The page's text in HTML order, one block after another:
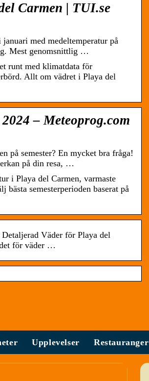
Carmen | TUI.se
med medeltemperatur på
Mest genomsnittlig …
runt med klimatdata för
Allt om vädret i Playa del
– Meteoprog.com
på semester? En mycket bra fråga!
på din resa, …
i Playa del Carmen, varmaste
bästa semesterperioden baserat på
Väder för Playa del
för väder …
Upplevelser Restauranger